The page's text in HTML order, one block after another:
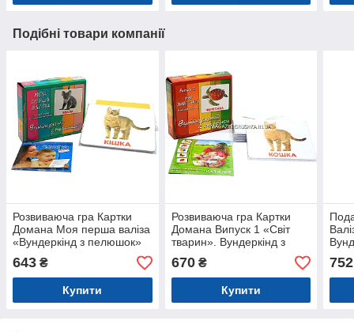
Подібні товари компанії
Розвиваюча гра Картки
Домана Моя перша валіза
«Вундеркінд з пелюшок»
(125316)
643 ₴
Купити
Розвиваюча гра Картки
Домана Випуск 1 «Світ
тварин». Вундеркінд з
фактами
670₴
Купити
752